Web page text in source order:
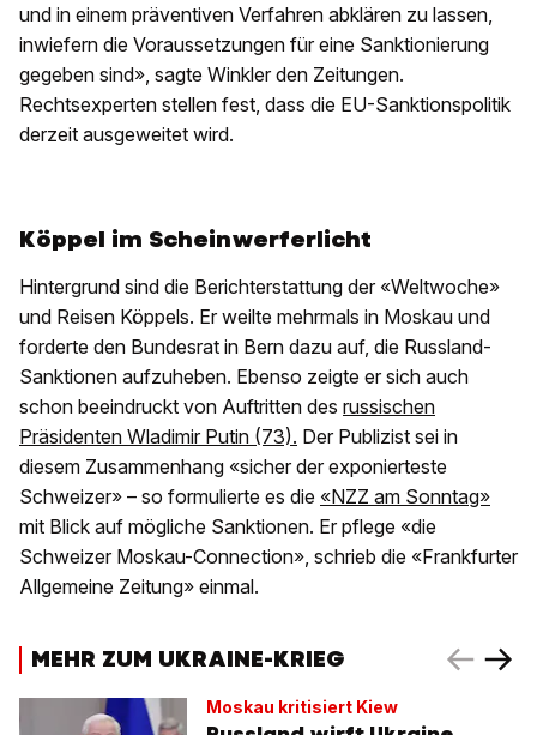
und in einem präventiven Verfahren abklären zu lassen,
inwiefern die Voraussetzungen für eine Sanktionierung
gegeben sind», sagte Winkler den Zeitungen.
Rechtsexperten stellen fest, dass die EU-Sanktionspolitik
derzeit ausgeweitet wird.
Köppel im Scheinwerferlicht
Hintergrund sind die Berichterstattung der «Weltwoche»
und Reisen Köppels. Er weilte mehrmals in Moskau und
forderte den Bundesrat in Bern dazu auf, die Russland-
Sanktionen aufzuheben. Ebenso zeigte er sich auch
schon beeindruckt von Auftritten des russischen
Präsidenten Wladimir Putin (73). Der Publizist sei in
diesem Zusammenhang «sicher der exponierteste
Schweizer» – so formulierte es die «NZZ am Sonntag»
mit Blick auf mögliche Sanktionen. Er pflege «die
Schweizer Moskau-Connection», schrieb die «Frankfurter
Allgemeine Zeitung» einmal.
MEHR ZUM UKRAINE-KRIEG
Moskau kritisiert Kiew